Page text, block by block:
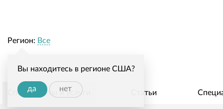
Регион: Все
Вы находитесь в регионе США?
да нет
Специалисты и услуги Статьи